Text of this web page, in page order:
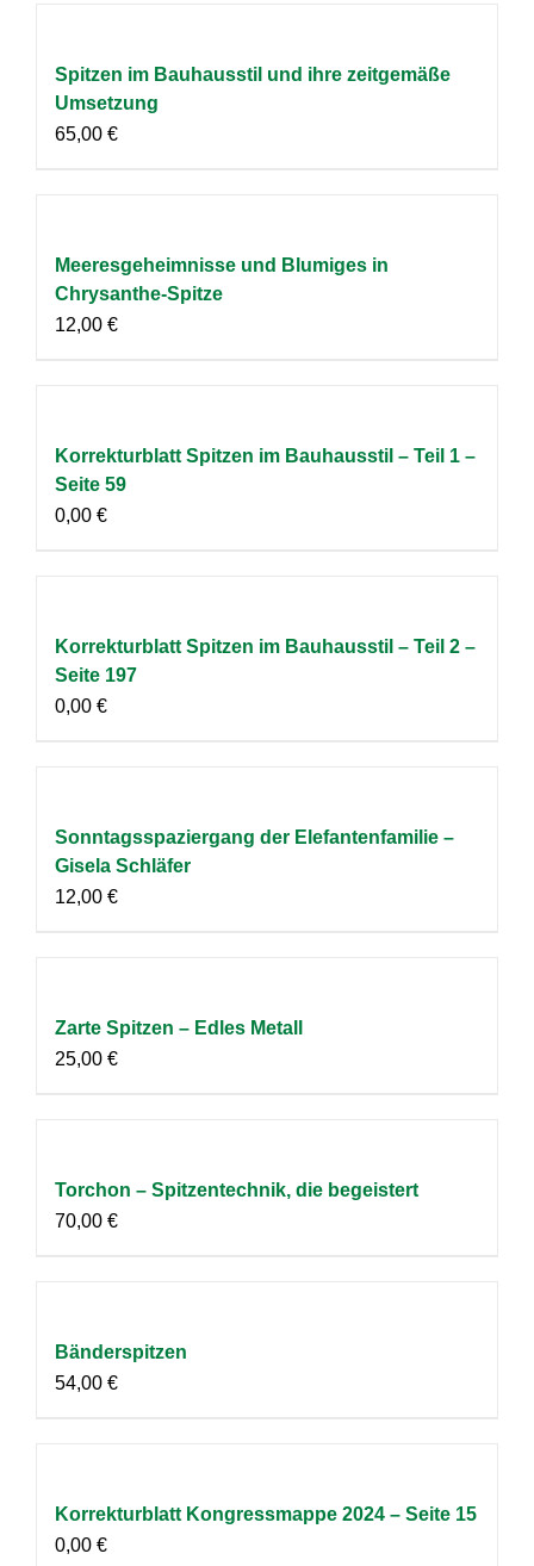
Spitzen im Bauhausstil und ihre zeitgemäße
Umsetzung
65,00 €
Meeresgeheimnisse und Blumiges in
Chrysanthe-Spitze
12,00 €
Korrekturblatt Spitzen im Bauhausstil – Teil 1 –
Seite 59
0,00 €
Korrekturblatt Spitzen im Bauhausstil – Teil 2 –
Seite 197
0,00 €
Sonntagsspaziergang der Elefantenfamilie –
Gisela Schläfer
12,00 €
Zarte Spitzen – Edles Metall
25,00 €
Torchon – Spitzentechnik, die begeistert
70,00 €
Bänderspitzen
54,00 €
Korrekturblatt Kongressmappe 2024 – Seite 15
0,00 €